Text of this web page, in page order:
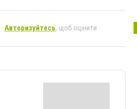
Авторизуйтесь, щоб оцінити